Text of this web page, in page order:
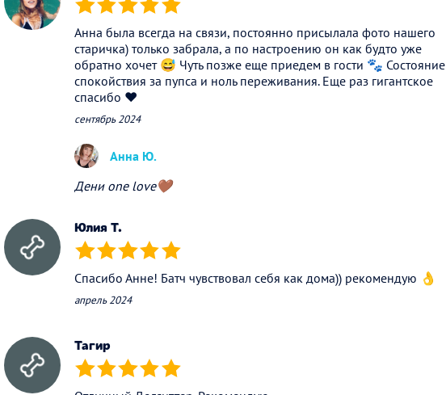
(*) (*) (*) (*) (*)
Анна была всегда на связи, постоянно присылала фото нашего
старичка) только забрала, а по настроению он как будто уже
обратно хочет 😅 Чуть позже еще приедем в гости 🐾 Состояние
спокойствия за пупса и ноль переживания. Еще раз гигантское
спасибо ❤️
сентябрь 2024
Анна Ю.
Дени one love🤎
Юлия Т.
(*) (*) (*) (*) (*)
Спасибо Анне! Батч чувствовал себя как дома)) рекомендую 👌
апрель 2024
Тагир
(*) (*) (*) (*) (*)